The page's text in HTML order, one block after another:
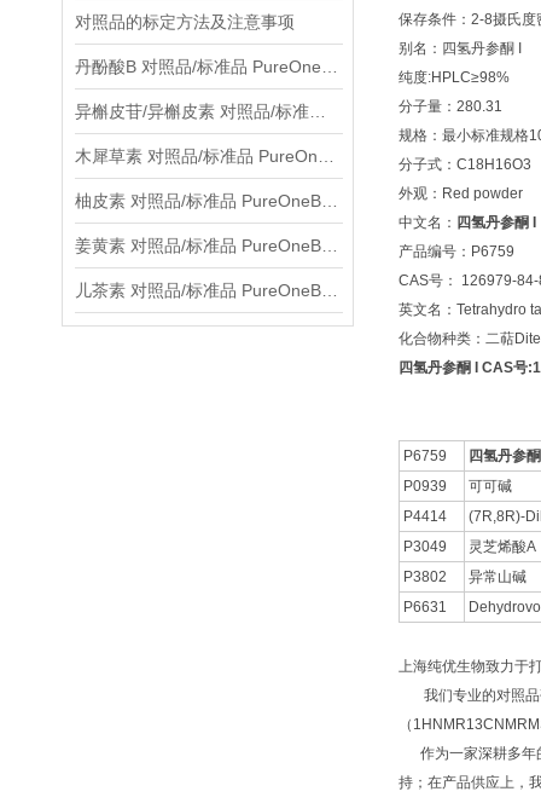
对照品的标定方法及注意事项
保存条件：2-8摄氏度
别名：四氢丹参酮 I
纯度:HPLC≥98%
分子量：280.31
规格：最小标准规格
分子式：C18H16O3
外观：Red powder
中文名： 四氢丹参酮 I
产品编号：P6759
CAS号： 126979-
英文名：Tetrahydro
化合物种类：二萜
四氢丹参酮 I CAS号
P6759
四氢丹参
P0939
可可碱
P4414
(7R,8R)-
P3049
灵芝烯酸A
P3802
异常山碱
P6631
上海纯优生物致力于
我们专业的对照品
（
作为一家深耕多年
持；在产品供应上，